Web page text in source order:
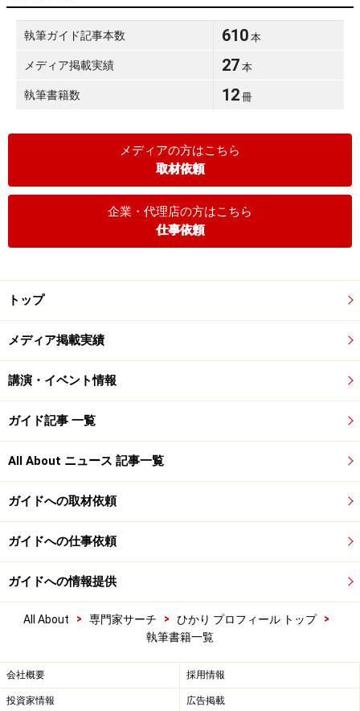
執筆ガイド記事本数 610 本
メディア掲載実績 27 本
執筆書籍数 12 冊
メディアの方はこちら
取材依頼
企業・代理店の方はこちら
仕事依頼
トップ
メディア掲載実績
講演・イベント情報
ガイド記事 一覧
All About ニュース 記事一覧
ガイドへの取材依頼
ガイドへの仕事依頼
ガイドへの情報提供
All About > 専門家サーチ > ひかり プロフィール トップ
>
執筆書籍一覧
会社概要 採用情報
投資家情報 広告掲載